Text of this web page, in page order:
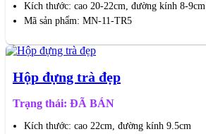
Kích thước: cao 20-22cm, đường kính 8-9cm
Mã sản phẩm: MN-11-TR5
Hộp đựng trà đẹp
Trạng thái: ĐÃ BÁN
Kích thước: cao 22cm, đường kính 9.5cm